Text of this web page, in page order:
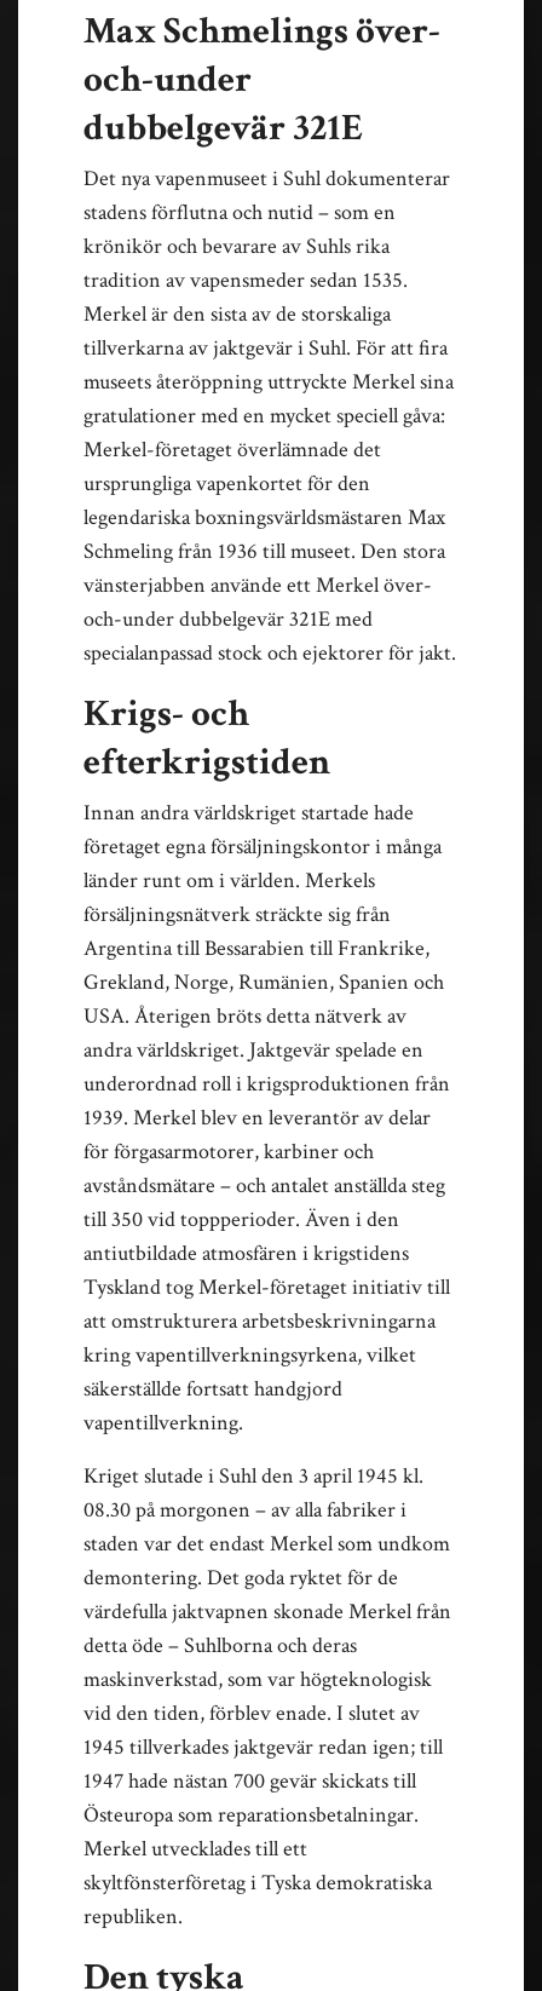
Max Schmelings över-
och-under
dubbelgevär 321E
Det nya vapenmuseet i Suhl dokumenterar
stadens förflutna och nutid – som en
krönikör och bevarare av Suhls rika
tradition av vapensmeder sedan 1535.
Merkel är den sista av de storskaliga
tillverkarna av jaktgevär i Suhl. För att fira
museets återöppning uttryckte Merkel sina
gratulationer med en mycket speciell gåva:
Merkel-företaget överlämnade det
ursprungliga vapenkortet för den
legendariska boxningsvärldsmästaren Max
Schmeling från 1936 till museet. Den stora
vänsterjabben använde ett Merkel över-
och-under dubbelgevär 321E med
specialanpassad stock och ejektorer för jakt.
Krigs- och
efterkrigstiden
Innan andra världskriget startade hade
företaget egna försäljningskontor i många
länder runt om i världen. Merkels
försäljningsnätverk sträckte sig från
Argentina till Bessarabien till Frankrike,
Grekland, Norge, Rumänien, Spanien och
USA. Återigen bröts detta nätverk av
andra världskriget. Jaktgevär spelade en
underordnad roll i krigsproduktionen från
1939. Merkel blev en leverantör av delar
för förgasarmotorer, karbiner och
avståndsmätare – och antalet anställda steg
till 350 vid toppperioder. Även i den
antiutbildade atmosfären i krigstidens
Tyskland tog Merkel-företaget initiativ till
att omstrukturera arbetsbeskrivningarna
kring vapentillverkningsyrkena, vilket
säkerställde fortsatt handgjord
vapentillverkning.
Kriget slutade i Suhl den 3 april 1945 kl.
08.30 på morgonen – av alla fabriker i
staden var det endast Merkel som undkom
demontering. Det goda ryktet för de
värdefulla jaktvapnen skonade Merkel från
detta öde – Suhlborna och deras
maskinverkstad, som var högteknologisk
vid den tiden, förblev enade. I slutet av
1945 tillverkades jaktgevär redan igen; till
1947 hade nästan 700 gevär skickats till
Östeuropa som reparationsbetalningar.
Merkel utvecklades till ett
skyltfönsterföretag i Tyska demokratiska
republiken.
Den tyska